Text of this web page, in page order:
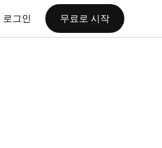
로그인 무료로 시작